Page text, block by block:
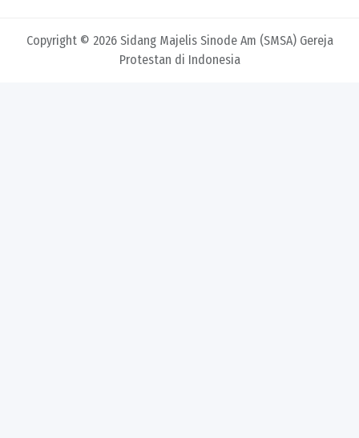
Copyright © 2026 Sidang Majelis Sinode Am (SMSA) Gereja
Protestan di Indonesia